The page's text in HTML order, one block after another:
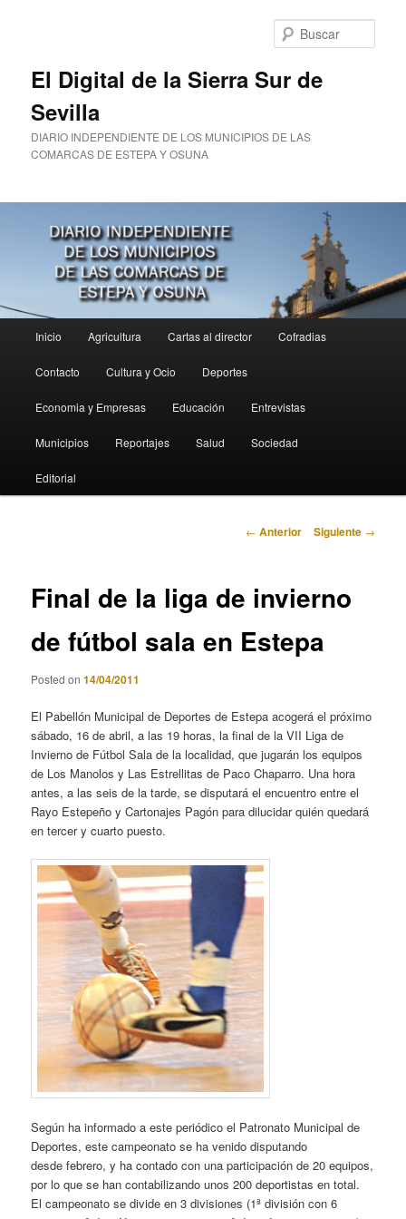
El Digital de la Sierra Sur de
Sevilla
DIARIO INDEPENDIENTE DE LOS MUNICIPIOS DE LAS
COMARCAS DE ESTEPA Y OSUNA
principal
Inicio Agricultura Cartas al director Cofradias
Contacto Cultura y Ocio Deportes
Economia y Empresas Educación Entrevistas
Municipios Reportajes Salud Sociedad
Editorial
Navegación
← Anterior Siguiente →
Final de la liga de invierno
de fútbol sala en Estepa
Posted on14/04/2011
El Pabellón Municipal de Deportes de Estepa acogerá el próximo
sábado, 16 de abril, a las 19 horas, la final de la VII Liga de
Invierno de Fútbol Sala de la localidad, que jugarán los equipos
de Los Manolos y Las Estrellitas de Paco Chaparro. Una hora
antes, a las seis de la tarde, se disputará el encuentro entre el
Rayo Estepeño y Cartonajes Pagón para dilucidar quién quedará
en tercer y cuarto puesto.
Según ha informado a este periódico el Patronato Municipal de
Deportes, este campeonato se ha venido disputando
desde febrero, y ha contado con una participación de 20 equipos,
por lo que se han contabilizando unos 200 deportistas en total.
El campeonato se divide en 3 divisiones (1ª división con 6